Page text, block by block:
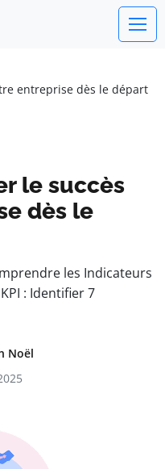
entreprise dès le départ
le succès
dès le
les Indicateurs
: Identifier 7
Noël